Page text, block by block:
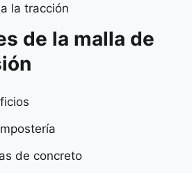
la tracción
de la malla de
de concreto